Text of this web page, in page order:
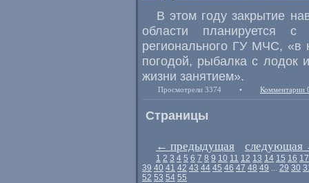
В этом году закрытие
области планируется
регионального ГУ МЧС, «в
погодой, рыбалка с лодок
жизни занятием».
Просмотрели 3374 • Комментарии
Страницы
← предыдущая следующая
1 2 3 4 5 6 7 8 9 10 11 12 13 14 15 16 17
39 40 41 42 43 44 45 46 47 48 49 ... 29 30
52 53 54 55